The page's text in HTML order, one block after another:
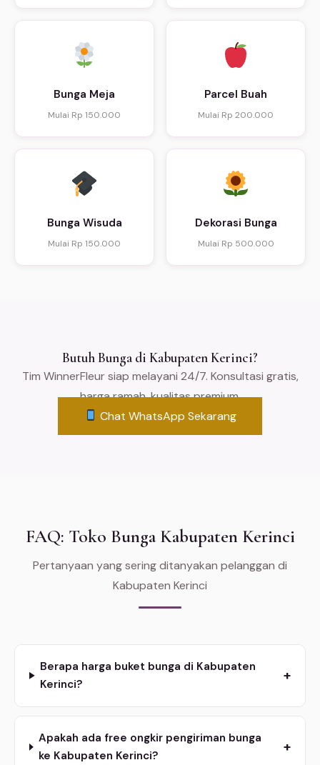
Bunga Meja
Mulai Rp 150.000
Parcel Buah
Mulai Rp 200.000
Bunga Wisuda
Mulai Rp 150.000
Dekorasi Bunga
Mulai Rp 500.000
Butuh Bunga di Kabupaten Kerinci?
Tim WinnerFleur siap melayani 24/7. Konsultasi gratis,
harga ramah, kualitas premium.
Chat WhatsApp Sekarang
FAQ: Toko Bunga Kabupaten Kerinci
Pertanyaan yang sering ditanyakan pelanggan di
Kabupaten Kerinci
Berapa harga buket bunga di Kabupaten
Kerinci?
+
Apakah ada free ongkir pengiriman bunga
ke Kabupaten Kerinci?
+